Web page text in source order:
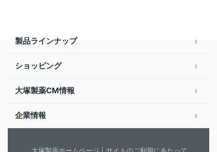
製品ラインナップ
ショッピング
大塚製薬CM情報
企業情報